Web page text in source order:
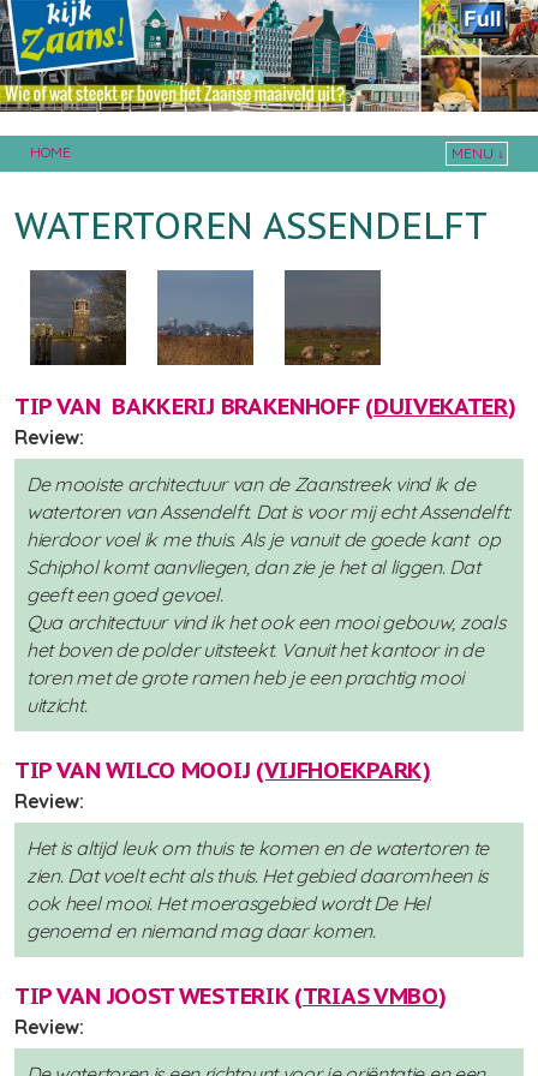
HOME
MENU ↓
WATERTOREN ASSENDELFT
TIP VAN BAKKERIJ BRAKENHOFF (DUIVEKATER)
Review:
De mooiste architectuur van de Zaanstreek vind ik de
watertoren van Assendelft. Dat is voor mij echt Assendelft:
hierdoor voel ik me thuis. Als je vanuit de goede kant op
Schiphol komt aanvliegen, dan zie je het al liggen. Dat
geeft een goed gevoel.
Qua architectuur vind ik het ook een mooi gebouw, zoals
het boven de polder uitsteekt. Vanuit het kantoor in de
toren met de grote ramen heb je een prachtig mooi
uitzicht.
TIP VAN WILCO MOOIJ (VIJFHOEKPARK)
Review:
Het is altijd leuk om thuis te komen en de watertoren te
zien. Dat voelt echt als thuis. Het gebied daaromheen is
ook heel mooi. Het moerasgebied wordt De Hel
genoemd en niemand mag daar komen.
TIP VAN JOOST WESTERIK (TRIAS VMBO)
Review: